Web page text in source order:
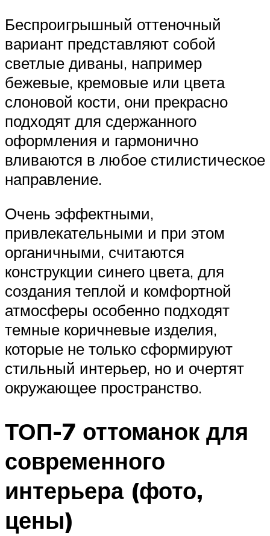
Беспроигрышный оттеночный
вариант представляют собой
светлые диваны, например
бежевые, кремовые или цвета
слоновой кости, они прекрасно
подходят для сдержанного
оформления и гармонично
вливаются в любое стилистическое
направление.
Очень эффектными,
привлекательными и при этом
органичными, считаются
конструкции синего цвета, для
создания теплой и комфортной
атмосферы особенно подходят
темные коричневые изделия,
которые не только сформируют
стильный интерьер, но и очертят
окружающее пространство.
ТОП-7 оттоманок для
современного
интерьера (фото,
цены)